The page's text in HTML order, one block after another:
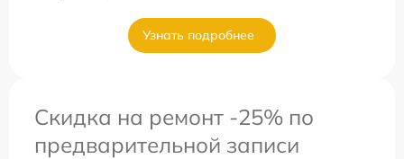
Узнать подробнее
Скидка на ремонт -25% по
предварительной записи